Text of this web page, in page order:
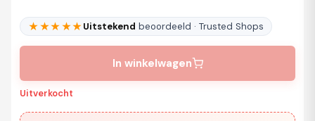
★★★★★Uitstekend beoordeeld · Trusted Shops
In winkelwagen
Uitverkocht